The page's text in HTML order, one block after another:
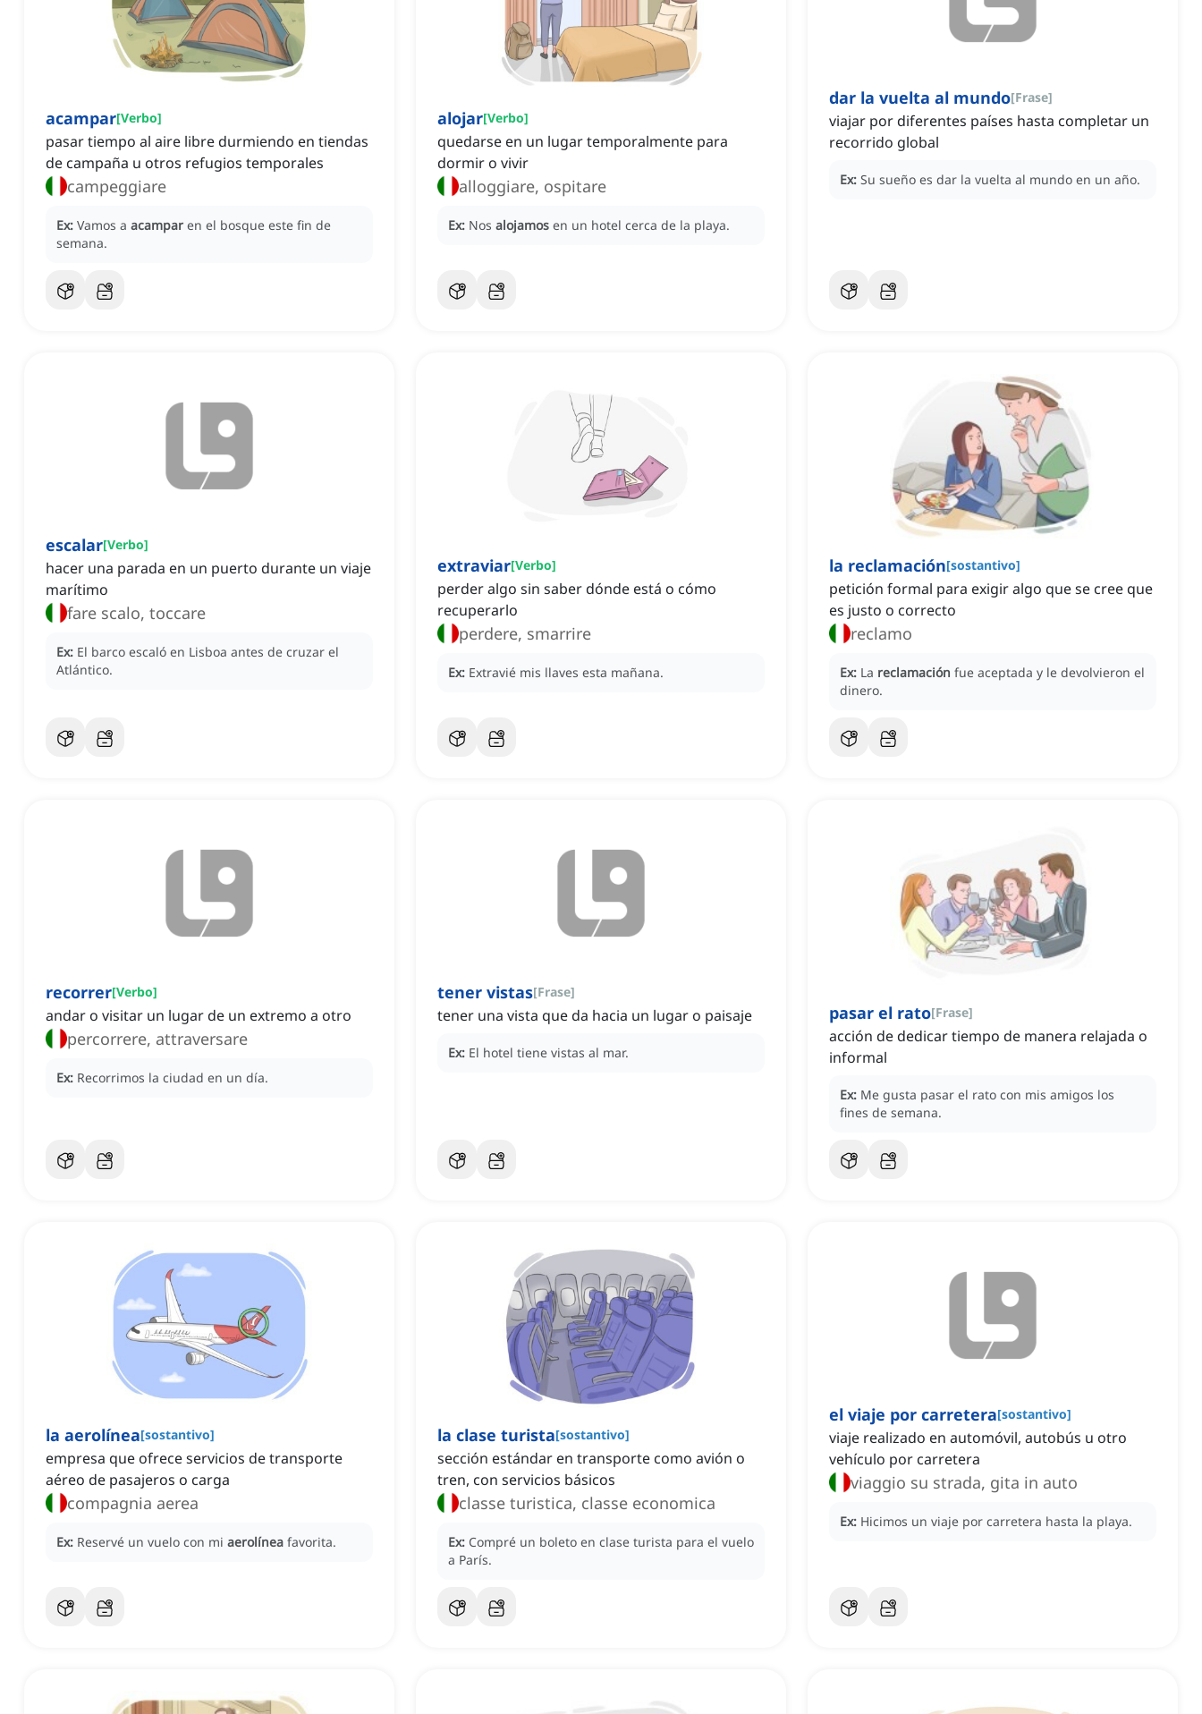
acampar[Verbo]
pasar tiempo al aire libre durmiendo en tiendas
de campaña u otros refugios temporales
campeggiare
Ex: Vamos a acampar en el bosque este fin de
semana.
alojar[Verbo]
quedarse en un lugar temporalmente para
dormir o vivir
alloggiare, ospitare
Ex: Nos alojamos en un hotel cerca de la playa.
dar la vuelta al mundo[Frase]
viajar por diferentes países hasta completar un
recorrido global
Ex: Su sueño es dar la vuelta al mundo en un año.
escalar[Verbo]
hacer una parada en un puerto durante un viaje
marítimo
fare scalo, toccare
Ex: El barco escaló en Lisboa antes de cruzar el
Atlántico.
extraviar[Verbo]
perder algo sin saber dónde está o cómo
recuperarlo
perdere, smarrire
Ex: Extravié mis llaves esta mañana.
la reclamación[sostantivo]
petición formal para exigir algo que se cree que
es justo o correcto
reclamo
Ex: La reclamación fue aceptada y le devolvieron el
dinero.
recorrer[Verbo]
andar o visitar un lugar de un extremo a otro
percorrere, attraversare
Ex: Recorrimos la ciudad en un día.
tener vistas[Frase]
tener una vista que da hacia un lugar o paisaje
Ex: El hotel tiene vistas al mar.
pasar el rato[Frase]
acción de dedicar tiempo de manera relajada o
informal
Ex: Me gusta pasar el rato con mis amigos los
fines de semana.
la aerolínea[sostantivo]
empresa que ofrece servicios de transporte
aéreo de pasajeros o carga
compagnia aerea
Ex: Reservé un vuelo con mi aerolínea favorita.
la clase turista[sostantivo]
sección estándar en transporte como avión o
tren, con servicios básicos
classe turistica, classe economica
Ex: Compré un boleto en clase turista para el vuelo
a París.
el viaje por carretera[sostantivo]
viaje realizado en automóvil, autobús u otro
vehículo por carretera
viaggio su strada, gita in auto
Ex: Hicimos un viaje por carretera hasta la playa.